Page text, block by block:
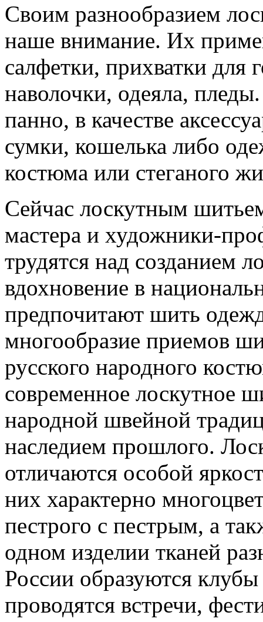
Своим разнообразием
наше внимание. Их
салфетки, прихватки для
наволочки, одеяла,
панно, в качестве
сумки, кошелька либо
костюма или стеганого
Сейчас лоскутным
мастера и художники-
трудятся над созданием
вдохновение в
предпочитают шить
многообразие приемов
русского народного
современное лоскутное
народной швейной
наследием прошлого.
отличаются особой
них характерно
пестрого с пестрым, а
одном изделии тканей
России образуются
проводятся встречи,